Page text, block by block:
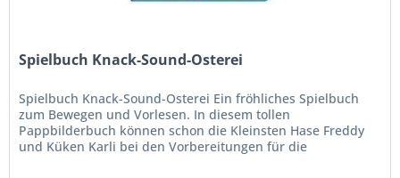
Spielbuch Knack-Sound-Osterei
Spielbuch Knack-Sound-Osterei Ein fröhliches Spielbuch
zum Bewegen und Vorlesen. In diesem tollen
Pappbilderbuch können schon die Kleinsten Hase Freddy
und Küken Karli bei den Vorbereitungen für die